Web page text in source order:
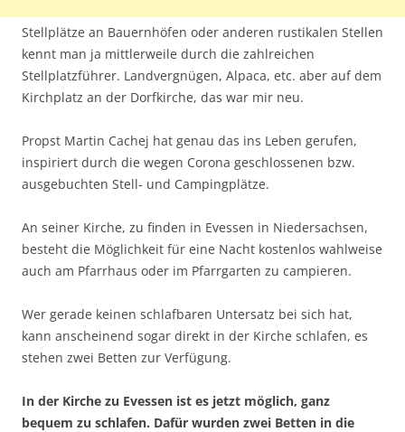
Stellplätze an Bauernhöfen oder anderen rustikalen Stellen
kennt man ja mittlerweile durch die zahlreichen
Stellplatzführer. Landvergnügen, Alpaca, etc. aber auf dem
Kirchplatz an der Dorfkirche, das war mir neu.
Propst Martin Cachej hat genau das ins Leben gerufen,
inspiriert durch die wegen Corona geschlossenen bzw.
ausgebuchten Stell- und Campingplätze.
An seiner Kirche, zu finden in Evessen in Niedersachsen,
besteht die Möglichkeit für eine Nacht kostenlos wahlweise
auch am Pfarrhaus oder im Pfarrgarten zu campieren.
Wer gerade keinen schlafbaren Untersatz bei sich hat,
kann anscheinend sogar direkt in der Kirche schlafen, es
stehen zwei Betten zur Verfügung.
In der Kirche zu Evessen ist es jetzt möglich, ganz
bequem zu schlafen. Dafür wurden zwei Betten in die